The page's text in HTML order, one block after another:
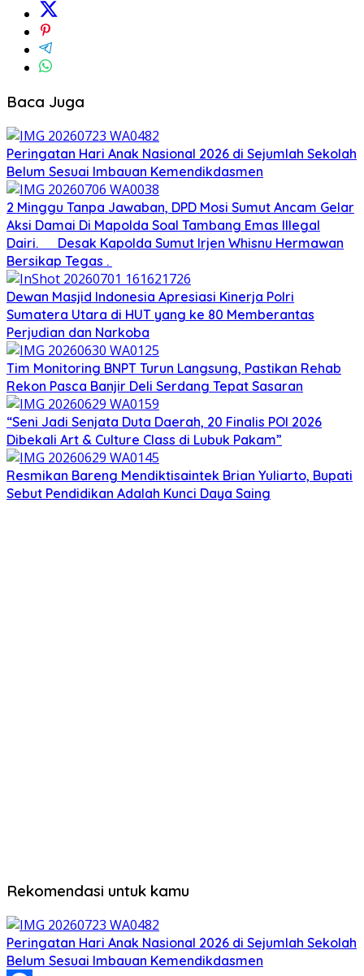
Baca Juga
Peringatan Hari Anak Nasional 2026 di Sejumlah Sekolah
Belum Sesuai Imbauan Kemendikdasmen
2 Minggu Tanpa Jawaban, DPD Mosi Sumut Ancam Gelar
Aksi Damai Di Mapolda Soal Tambang Emas Illegal
Dairi. Desak Kapolda Sumut Irjen Whisnu Hermawan
Bersikap Tegas .
Dewan Masjid Indonesia Apresiasi Kinerja Polri
Sumatera Utara di HUT yang ke 80 Memberantas
Perjudian dan Narkoba
Tim Monitoring BNPT Turun Langsung, Pastikan Rehab
Rekon Pasca Banjir Deli Serdang Tepat Sasaran
“Seni Jadi Senjata Duta Daerah, 20 Finalis POI 2026
Dibekali Art & Culture Class di Lubuk Pakam”
Resmikan Bareng Mendiktisaintek Brian Yuliarto, Bupati
Sebut Pendidikan Adalah Kunci Daya Saing
Rekomendasi untuk kamu
Peringatan Hari Anak Nasional 2026 di Sejumlah Sekolah
Belum Sesuai Imbauan Kemendikdasmen